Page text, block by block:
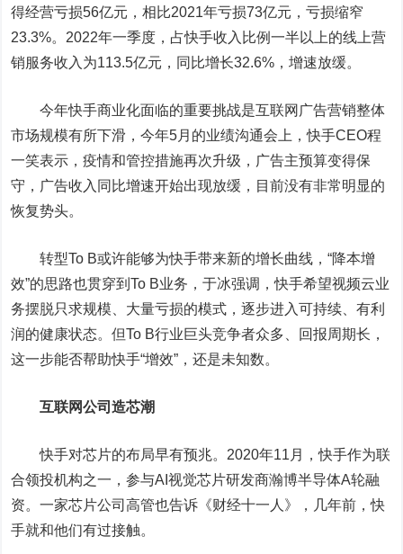
得经营亏损56亿元，相比2021年亏损73亿元，亏损缩窄
23.3%。2022年一季度，占快手收入比例一半以上的线上营
销服务收入为113.5亿元，同比增长32.6%，增速放缓。
今年快手商业化面临的重要挑战是互联网广告营销整体
市场规模有所下滑，今年5月的业绩沟通会上，快手CEO程
一笑表示，疫情和管控措施再次升级，广告主预算变得保
守，广告收入同比增速开始出现放缓，目前没有非常明显的
恢复势头。
转型To B或许能够为快手带来新的增长曲线，“降本增
效”的思路也贯穿到To B业务，于冰强调，快手希望视频云业
务摆脱只求规模、大量亏损的模式，逐步进入可持续、有利
润的健康状态。但To B行业巨头竞争者众多、回报周期长，
这一步能否帮助快手“增效”，还是未知数。
互联网公司造芯潮
快手对芯片的布局早有预兆。2020年11月，快手作为联
合领投机构之一，参与AI视觉芯片研发商瀚博半导体A轮融
资。一家芯片公司高管也告诉《财经十一人》，几年前，快
手就和他们有过接触。